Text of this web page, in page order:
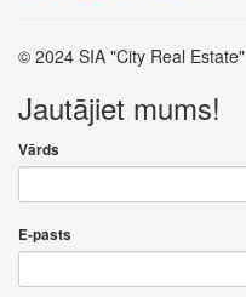
© 2024 SIA "City Real Estate"
Jautājiet mums!
Vārds
E-pasts